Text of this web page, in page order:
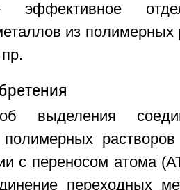
эффективное
из полимерных
выделения
с переносом атома
переходных